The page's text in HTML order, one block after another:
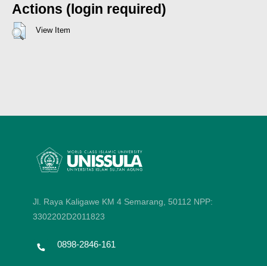
Actions (login required)
View Item
Jl. Raya Kaligawe KM 4 Semarang, 50112 NPP:
3302202D2011823
0898-2846-161